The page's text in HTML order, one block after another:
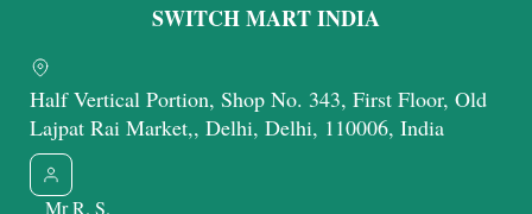
SWITCH MART INDIA
Half Vertical Portion, Shop No. 343, First Floor, Old
Lajpat Rai Market,, Delhi, Delhi, 110006, India
Mr R. S.